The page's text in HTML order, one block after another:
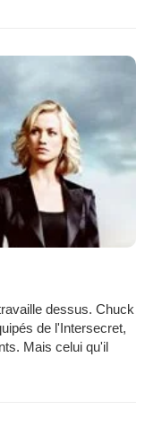
dessus. Chuck
de l'Intersecret,
Mais celui qu'il